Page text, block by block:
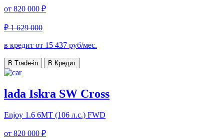
от 820 000 ₽
₽ 1 629 000
в кредит от 15 437 руб/мес.
В Trade-in В Кредит
lada Iskra SW Cross
Enjoy 1.6 6МТ (106 л.с.) FWD
от 820 000 ₽